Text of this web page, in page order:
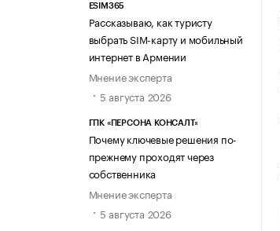
ESIM365
Рассказываю, как туристу
выбрать SIM-карту и мобильный
интернет в Армении
Мнение эксперта
5 августа 2026
ГПК «ПЕРСОНА КОНСАЛТ»
Почему ключевые решения по-
прежнему проходят через
собственника
Мнение эксперта
5 августа 2026